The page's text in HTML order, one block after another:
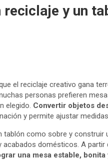
reciclaje y un
el reciclaje creativo gana
personas prefieren
elegido. Convertir objetos
y permite ajustar
tablón como sobre y construir
domésticos. A partir
una mesa estable, bonita